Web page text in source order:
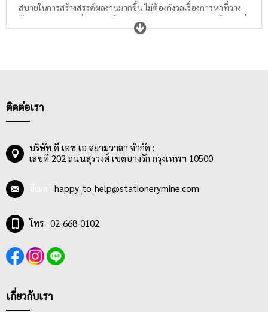
สบายในการสร้างสรรค์ผลงานมากขึ้น ไม่ต้องกังวลเรื่องการหาที่วาง
ชิ้นงาน หรือความมั่นคงของชิ้นงานขณะวาดภาพ โดยเฉพาะชิ้นงานที่
มีขนาดใหญ่กว่า A4 ขึ้นไป โดยขาตั้งวาดภาพได้รับการออกแบบให้มี
หรือผู้ใช้งาน สามารถเลือกซื้อ เลือกใช้ได้ตามความเหมาะสม หรือตาม
ติดต่อเรา
บริษัท ดี เอช เอ สยามวาลา จำกัด :
เลขที่ 202 ถนนสุรวงศ์ เขตบางรัก กรุงเทพฯ 10500
happy_to_help@stationerymine.com
โทร : 02-668-0102
เกี่ยวกับเรา